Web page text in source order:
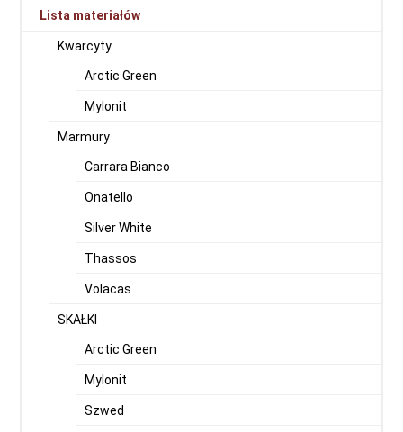
Lista materiałów
Kwarcyty
Arctic Green
Mylonit
Marmury
Carrara Bianco
Onatello
Silver White
Thassos
Volacas
SKAŁKI
Arctic Green
Mylonit
Szwed